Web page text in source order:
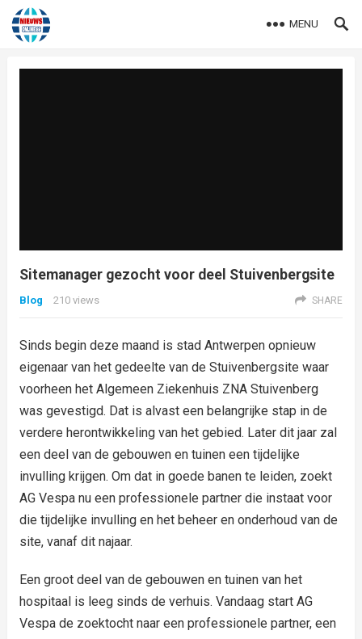
MENU
Sitemanager gezocht voor deel Stuivenbergsite
Blog 210views SHARE
Sinds begin deze maand is stad Antwerpen opnieuw
eigenaar van het gedeelte van de Stuivenbergsite waar
voorheen het Algemeen Ziekenhuis ZNA Stuivenberg
was gevestigd. Dat is alvast een belangrijke stap in de
verdere herontwikkeling van het gebied. Later dit jaar zal
een deel van de gebouwen en tuinen een tijdelijke
invulling krijgen. Om dat in goede banen te leiden, zoekt
AG Vespa nu een professionele partner die instaat voor
die tijdelijke invulling en het beheer en onderhoud van de
site, vanaf dit najaar.
Een groot deel van de gebouwen en tuinen van het
hospitaal is leeg sinds de verhuis. Vandaag start AG
Vespa de zoektocht naar een professionele partner, een